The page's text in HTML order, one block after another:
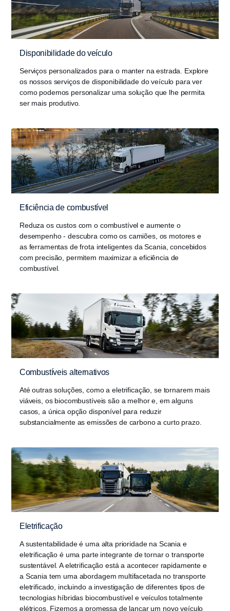
Disponibilidade do veículo
Serviços personalizados para o manter na estrada. Explore
os nossos serviços de disponibilidade do veículo para ver
como podemos personalizar uma solução que lhe permita
ser mais produtivo.
Eficiência de combustível
Reduza os custos com o combustível e aumente o
desempenho - descubra como os camiões, os motores e
as ferramentas de frota inteligentes da Scania, concebidos
com precisão, permitem maximizar a eficiência de
combustível.
Combustíveis alternativos
Até outras soluções, como a eletrificação, se tornarem mais
viáveis, os biocombustíveis são a melhor e, em alguns
casos, a única opção disponível para reduzir
substancialmente as emissões de carbono a curto prazo.
Eletrificação
A sustentabilidade é uma alta prioridade na Scania e
eletrificação é uma parte integrante de tornar o transporte
sustentável. A eletrificação está a acontecer rapidamente e
a Scania tem uma abordagem multifacetada no transporte
eletrificado, incluindo a investigação de diferentes tipos de
tecnologias híbridas biocombustível e veículos totalmente
elétricos. Fizemos a promessa de lançar um novo veículo